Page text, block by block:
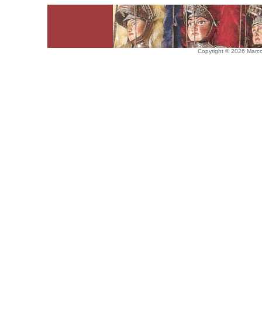
Copyright © 2026